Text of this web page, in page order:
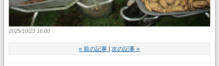
2025/10/23 16:00
« 前の記事 次の記事 »